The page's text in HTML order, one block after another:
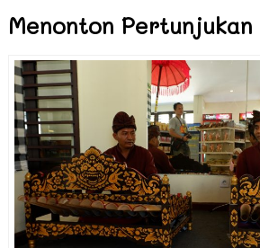
Menonton Pertunjukan